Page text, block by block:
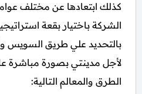
كذلك ابتعادها عن مختلف
الشركة باختيار بقعة
بالتحديد علي طريق السويس و
لأجل مدينتي بصورة مباشرة
الطرق والمعالم التالية: